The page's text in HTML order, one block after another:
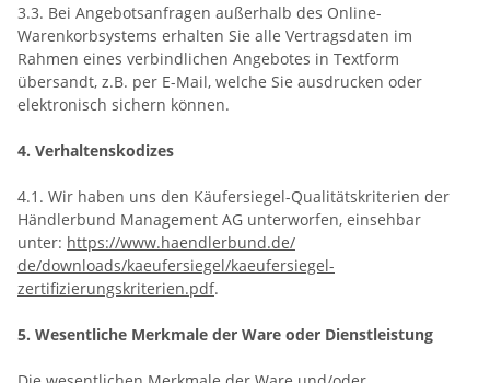
3.3. Bei Angebotsanfragen außerhalb des Online-
Warenkorbsystems erhalten Sie alle Vertragsdaten im
Rahmen eines verbindlichen Angebotes in Textform
übersandt, z.B. per E-Mail, welche Sie ausdrucken oder
elektronisch sichern können.
4. Verhaltenskodizes
4.1. Wir haben uns den Käufersiegel-Qualitätskriterien der
Händlerbund Management AG unterworfen, einsehbar
unter: https://www.haendlerbund.de/
de/downloads/kaeufersiegel/kaeufersiegel-
zertifizierungskriterien.pdf.
5. Wesentliche Merkmale der Ware oder Dienstleistung